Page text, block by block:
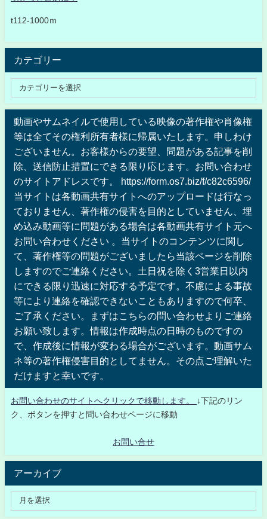
t112-1000ｍ
カテゴリー
動画やサムネイルで使用している映像の著作権や肖像権
等は全てその権利所有者様に帰属いたします。申しわけ
ございません。お客様からの要望、問題がある記事を削
除、送信防止措置にできる限り応じます。お問い合わせ
のサイトアドレスです。 https://form.os7.biz/f/c82c6596/
当サイトは各動画共有サイトへのアップロードは行なっ
ておりません、著作権の侵害を目的としていません、埋
め込み動画等に問題がある場合は各動画共有サイト元へ
お問い合わせください 。当サイトのコンテンツに関し
て、著作権等の問題がございましたら当該ページを削除
しますのでご連絡ください。土日祝を除く3営業日以内
にできる限り迅速に対応する予定です。不慮による事故
等により連絡を確認できないこともありますので何卒、
ご了承ください。まずはこちらの問い合わせよりご連絡
お願い致します。情報は作成時点の日時のものですの
で、作成後に情報が変わる場合がございます。動画サム
ネ等の著作権侵害目的としてません。その点ご理解いた
だけますと幸いです。
お問い合わせのサイトへクリックで移動します。
↓下記のリン
ク、ボタンを押すと問い合わせページに移動
お問い合せ
アーカイブ